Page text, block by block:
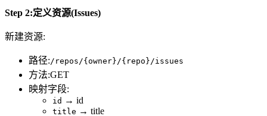
Step 2:定义资源(Issues)
新建资源:
路径:/repos/{owner}/{repo}/issues
方法:GET
映射字段:
id → id
title → title